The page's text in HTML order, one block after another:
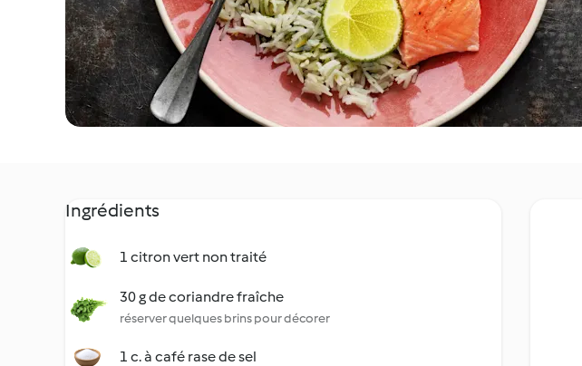
Ingrédients
1 citron vert non traité
30 g de coriandre fraîche
réserver quelques brins pour décorer
1 c. à café rase de sel